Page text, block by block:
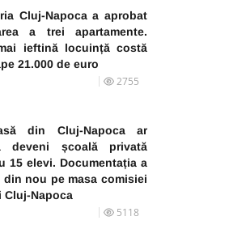
Cluj-Napoca a aprobat
a trei apartamente.
ieftină locuință costă
21.000 de euro
2755
din Cluj-Napoca ar
deveni școală privată
15 elevi. Documentația a
din nou pe masa comisiei
Cluj-Napoca
5118